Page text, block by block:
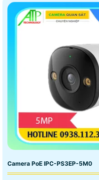
Camera PoE IPC-PS3EP-5M0